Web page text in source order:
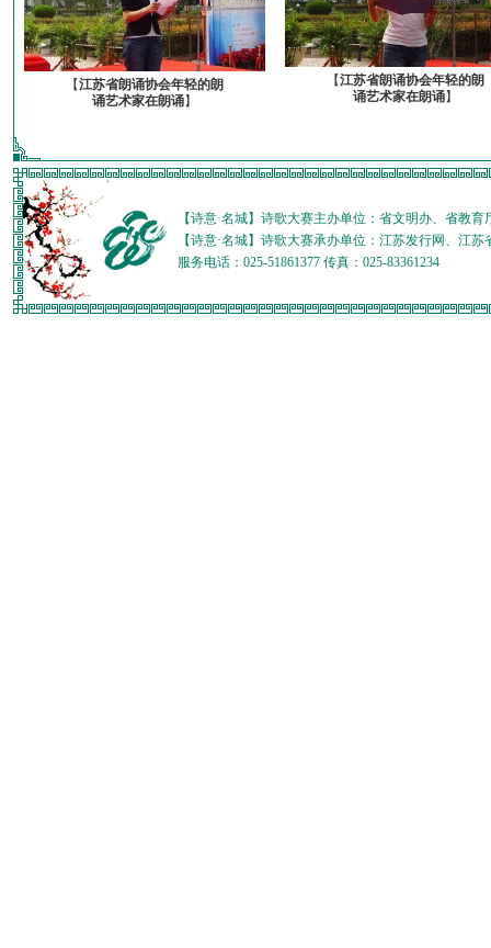
【江苏省朗诵协会年轻的朗
诵艺术家在朗诵】
【江苏省朗诵协会年轻的朗
诵艺术家在朗诵】
【诗意·名城】诗歌大赛主办单位：省文明办、省教
【诗意·名城】诗歌大赛承办单位：江苏发行网、江
服务电话：025-51861377 传真：025-83361234